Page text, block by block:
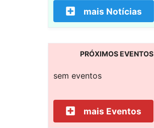
mais Notícias
PRÓXIMOS EVENTOS
sem eventos
mais Eventos